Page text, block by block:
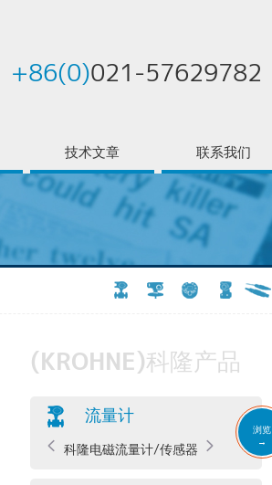
+86(0)021-57629782
技术文章 联系我们
(KROHNE)科隆产品
流量计
科隆电磁流量计/传感器
浏览
→